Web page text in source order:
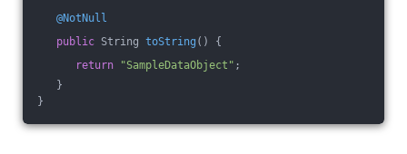
@NotNull
public String toString ()
{
return
"SampleDataObject" ;
}
}